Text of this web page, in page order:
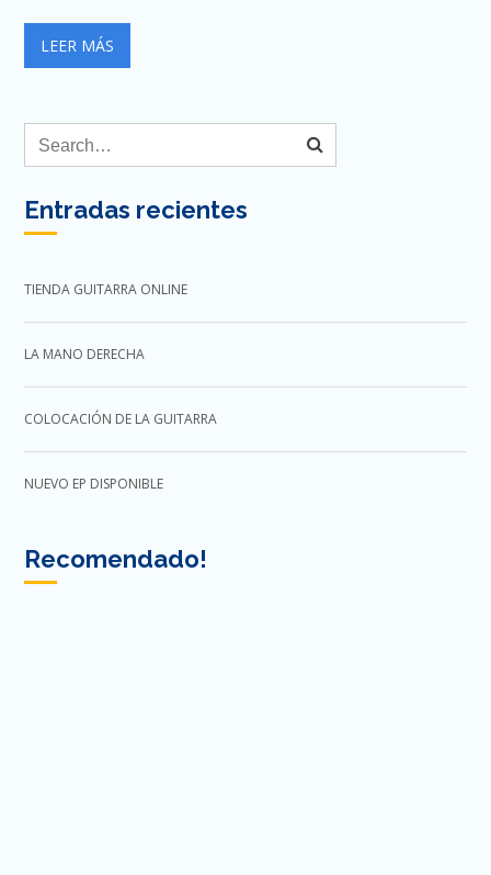
LEER MÁS
Entradas recientes
TIENDA GUITARRA ONLINE
LA MANO DERECHA
COLOCACIÓN DE LA GUITARRA
NUEVO EP DISPONIBLE
Recomendado!